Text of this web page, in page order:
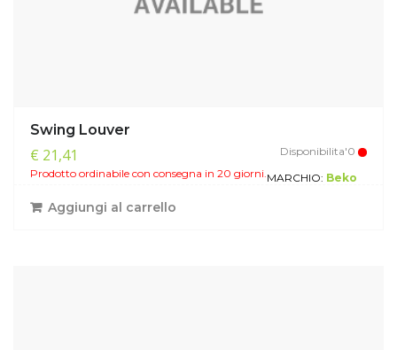
Swing Louver
€ 21,41
Disponibilita'0
Prodotto ordinabile con consegna in 20 giorni.MARCHIO: Beko
Aggiungi al carrello